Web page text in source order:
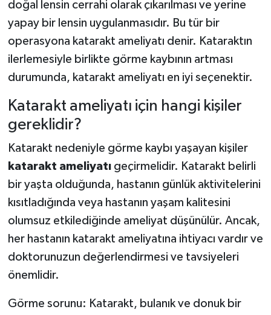
doğal lensin cerrahi olarak çıkarılması ve yerine
yapay bir lensin uygulanmasıdır. Bu tür bir
operasyona katarakt ameliyatı denir. Kataraktın
ilerlemesiyle birlikte görme kaybının artması
durumunda, katarakt ameliyatı en iyi seçenektir.
Katarakt ameliyatı için hangi kişiler
gereklidir?
Katarakt nedeniyle görme kaybı yaşayan kişiler
katarakt ameliyatıgeçirmelidir. Katarakt belirli
bir yaşta olduğunda, hastanın günlük aktivitelerini
kısıtladığında veya hastanın yaşam kalitesini
olumsuz etkilediğinde ameliyat düşünülür. Ancak,
her hastanın katarakt ameliyatına ihtiyacı vardır ve
doktorunuzun değerlendirmesi ve tavsiyeleri
önemlidir.
Görme sorunu: Katarakt, bulanık ve donuk bir